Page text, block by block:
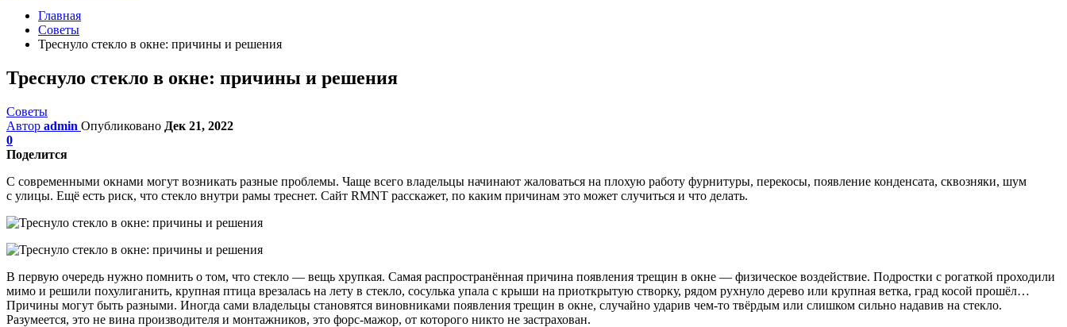
Главная
Советы
Треснуло стекло в окне: причины и решения
Треснуло стекло в окне: причины и решения
Советы
Автор admin Опубликовано Дек 21, 2022
0
Поделится
С современными окнами могут возникать разные проблемы. Чаще всего владельцы начинают жаловаться на плохую работу фурнитуры, перекосы, появление конденсата, сквозняки, шум
с улицы. Ещё есть риск, что стекло внутри рамы треснет. Сайт RMNT расскажет, по каким причинам это может случиться и что делать.
В первую очередь нужно помнить о том, что стекло — вещь хрупкая. Самая распространённая причина появления трещин в окне — физическое воздействие. Подростки с рогаткой проходили
мимо и решили похулиганить, крупная птица врезалась на лету в стекло, сосулька упала с крыши на приоткрытую створку, рядом рухнуло дерево или крупная ветка, град косой прошёл…
Причины могут быть разными. Иногда сами владельцы становятся виновниками появления трещин в окне, случайно ударив чем-то твёрдым или слишком сильно надавив на стекло.
Разумеется, это не вина производителя и монтажников, это форс-мажор, от которого никто не застрахован.